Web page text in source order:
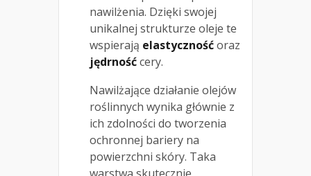
nawilżenia. Dzięki swojej
unikalnej strukturze oleje te
wspierają elastycznośćoraz
jędrnośćcery.
Nawilżające działanie olejów
roślinnych wynika głównie z
ich zdolności do tworzenia
ochronnej bariery na
powierzchni skóry. Taka